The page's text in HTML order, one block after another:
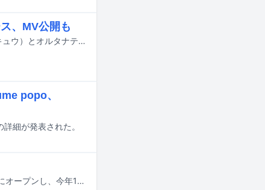
、MV公開も
“ジャンクポップバンド”のผ้าอ้อม99999（パーオームキュウキュウキュウキュウキュウ）とオルタナティブラッパー・valkneeのコラボレーション楽曲「スカスカ」が、本日6月3日に配信リリースされた。
popo、
細が発表された。
今、最もホットなラッパーが集まる東京の現場と言えば、東京・恵比寿に2011年にオープンし、今年15周年を迎えたEBISU BATICA。シーンのトップを走るラッパーたちが出演してきた日本語ラップの最前線であり、毎月さまざまなパーティが開催されています。この連載では、そんなBATICAのブッキングを担当している店長の一瀬公佑さんが特に印象に残ったパーティやラッパーを毎月紹介。今回は15周年記念興行5DAYSについて振り返っていただきました。